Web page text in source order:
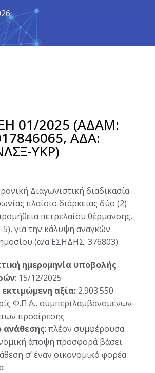
01/2025 (ΑΔΑΜ:
ΑΔΑ:
ΥΚΡ)
Διαγωνιστική διαδικασία
πλαίσιο διάρκειας δύο (2)
πετρελαίου θέρμανσης,
5), για την κάλυψη αναγκών
(α/α ΕΣΗΔΗΣ: 376803)
ημερομηνία υποβολής
: 15/12/2025
αξία: 2.903.550
Φ.Π.Α., συμπεριλαμβανομένων
προαίρεσης
ανάθεσης: πλέον συμφέρουσα
άποψη προσφορά βάσει
σ’ έναν οικονομικό φορέα